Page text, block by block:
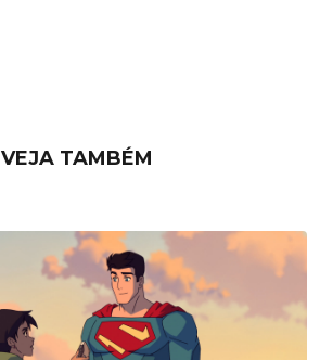
VEJA TAMBÉM